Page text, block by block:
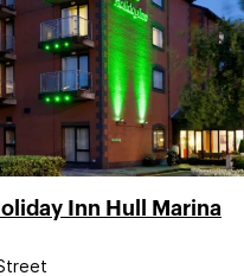
Inn Hull Marina